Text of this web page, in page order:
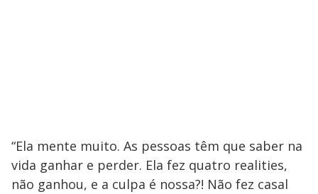
“Ela mente muito. As pessoas têm que saber na
vida ganhar e perder. Ela fez quatro realities,
não ganhou, e a culpa é nossa?! Não fez casal